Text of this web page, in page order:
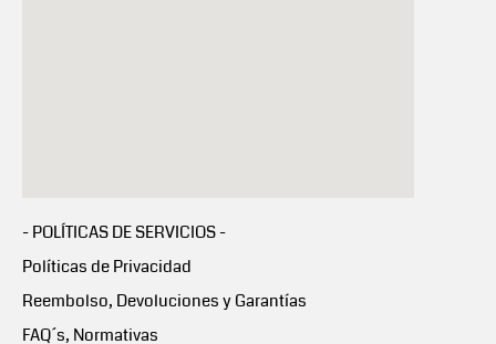
- POLÍTICAS DE SERVICIOS -
Políticas de Privacidad
Reembolso, Devoluciones y Garantías
FAQ´s, Normativas